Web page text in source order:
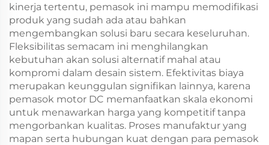
kinerja tertentu, pemasok ini mampu memodifikasi
produk yang sudah ada atau bahkan
mengembangkan solusi baru secara keseluruhan.
Fleksibilitas semacam ini menghilangkan
kebutuhan akan solusi alternatif mahal atau
kompromi dalam desain sistem. Efektivitas biaya
merupakan keunggulan signifikan lainnya, karena
pemasok motor DC memanfaatkan skala ekonomi
untuk menawarkan harga yang kompetitif tanpa
mengorbankan kualitas. Proses manufaktur yang
mapan serta hubungan kuat dengan para pemasok